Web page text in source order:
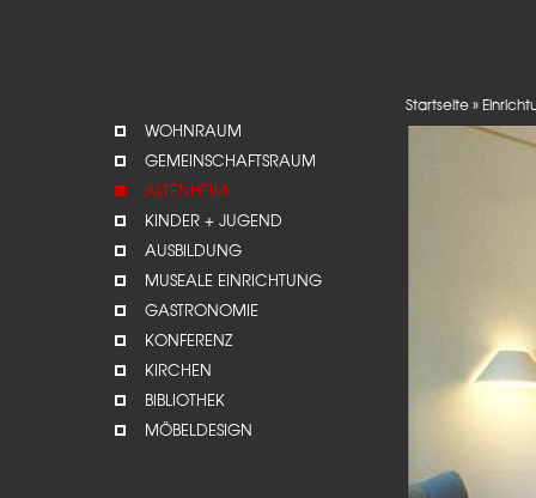
WOHNRAUM
GEMEINSCHAFTSRAUM
ALTENHEIM
KINDER + JUGEND
AUSBILDUNG
MUSEALE EINRICHTUNG
GASTRONOMIE
KONFERENZ
KIRCHEN
BIBLIOTHEK
MÖBELDESIGN
Startseite »